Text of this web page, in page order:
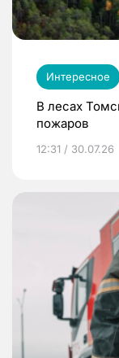
Интересное
В лесах
пожаров
12:31 / 30.07.26